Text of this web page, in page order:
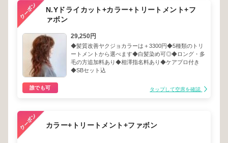
N.Yドライカット+カラー+トリートメント+フ
ァボン
29,250円
◆髪質改善ヤクジョカラーは＋3300円◆5種類のトリ
ートメントから選べます◆白髪染め可◎◆ロング・多
毛の方追加料あり◆相澤指名料あり◆ケアプロ付き
◆SBセット込
誰でも可 タップして空席を確認
カラー+トリートメント+ファボン